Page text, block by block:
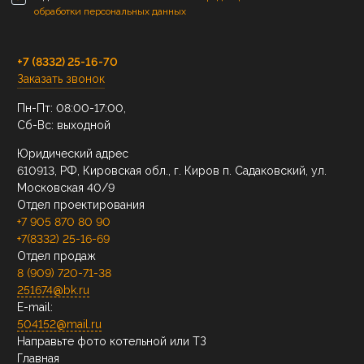
обработки персональных данных
+7 (8332) 25-16-70
Заказать звонок
Пн-Пт: 08:00-17:00,
Сб-Вс: выходной
Юридический адрес
610913, РФ, Кировская обл., г. Киров п. Садаковский, ул.
Московская 40/9
Отдел проектирования
+7 905 870 80 90
+7(8332) 25-16-69
Отдел продаж
8 (909) 720-71-38
251674@bk.ru
E-mail:
504152@mail.ru
Направьте фото котельной или ТЗ
Главная